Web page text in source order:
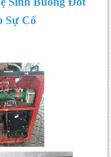
Sự Cố